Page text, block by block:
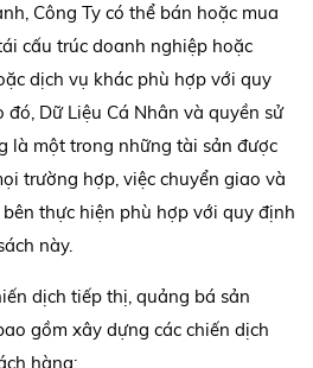
Công Ty có thể bán hoặc mua
cấu trúc doanh nghiệp hoặc
dịch vụ khác phù hợp với quy
Dữ Liệu Cá Nhân và quyền sử
là một trong những tài sản được
trường hợp, việc chuyển giao và
thực hiện phù hợp với quy định
này.
dịch tiếp thị, quảng bá sản
gồm xây dựng các chiến dịch
hàng;